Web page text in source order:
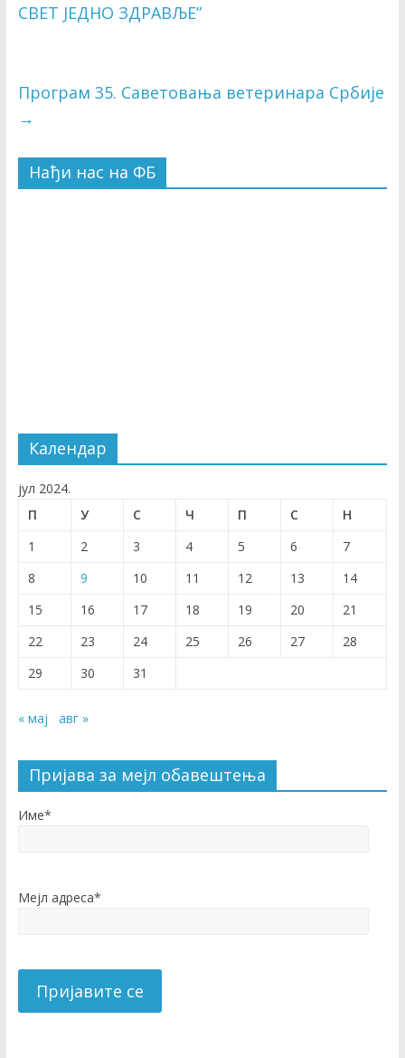
СВЕТ ЈЕДНО ЗДРАВЉЕ”
Програм 35. Саветовања ветеринара Србије
→
Нађи нас на ФБ
Календар
јул 2024.
П
У С Ч П С
Н
1
2 3 4 5 6
7
8
9 10 11 12 13
14
15
16 17 18 19 20
21
22
23 24 25 26 27
28
29
30 31
« мај авг »
Пријава за мејл обавештења
Име*
Мејл адреса*